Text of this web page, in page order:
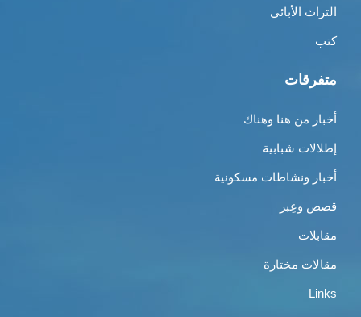
التراث الأبائي
كتب
متفرقات
أخبار من هنا وهناك
إطلالات شبابية
أخبار ونشاطات مسكونية
قصص وعِبر
مقابلات
مقالات مختارة
Links